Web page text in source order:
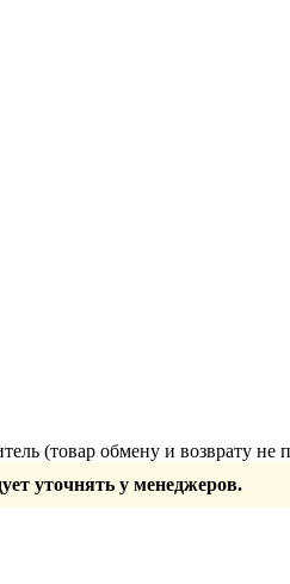
(товар обмену и возврату не
уточнять у менеджеров.